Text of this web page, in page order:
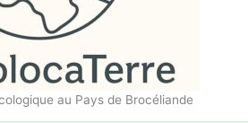
au Pays de Brocéliande